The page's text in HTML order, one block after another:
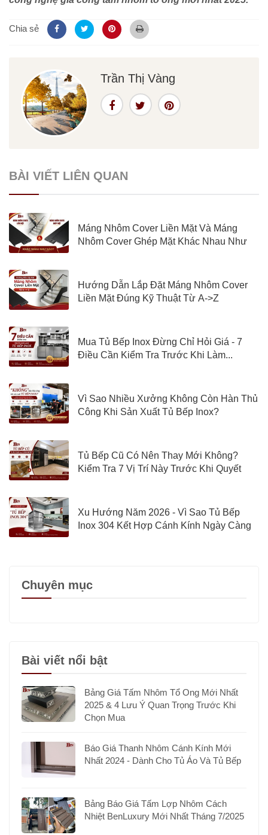
Chia sẻ
Trần Thị Vàng
BÀI VIẾT LIÊN QUAN
Máng Nhôm Cover Liền Mặt Và Máng
Nhôm Cover Ghép Mặt Khác Nhau Như
Hướng Dẫn Lắp Đặt Máng Nhôm Cover
Liền Mặt Đúng Kỹ Thuật Từ A->Z
Mua Tủ Bếp Inox Đừng Chỉ Hỏi Giá - 7
Điều Cần Kiểm Tra Trước Khi Làm...
Vì Sao Nhiều Xưởng Không Còn Hàn Thủ
Công Khi Sản Xuất Tủ Bếp Inox?
Tủ Bếp Cũ Có Nên Thay Mới Không?
Kiểm Tra 7 Vị Trí Này Trước Khi Quyết
Xu Hướng Năm 2026 - Vì Sao Tủ Bếp
Inox 304 Kết Hợp Cánh Kính Ngày Càng
Chuyên mục
Bài viết nổi bật
Bảng Giá Tấm Nhôm Tổ Ong Mới Nhất
2025 & 4 Lưu Ý Quan Trọng Trước Khi
Chọn Mua
Báo Giá Thanh Nhôm Cánh Kính Mới
Nhất 2024 - Dành Cho Tủ Áo Và Tủ Bếp
Bảng Báo Giá Tấm Lợp Nhôm Cách
Nhiệt BenLuxury Mới Nhất Tháng 7/2025